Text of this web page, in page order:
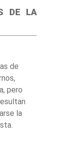
DE LA
de
pero
la